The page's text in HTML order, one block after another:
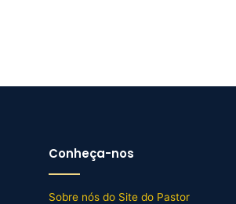
Conheça-nos
Sobre nós do Site do Pastor